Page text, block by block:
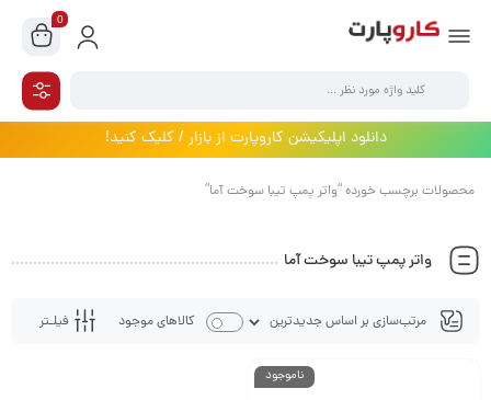
0
دانلود اپلیکیشن کاروپارت از بازار / کلیک کنید!
محصولات برچسب خورده “واتر پمپ تیبا سوخت آما”
واتر پمپ تیبا سوخت آما
فیلـتر کالاهای موجود
ناموجود